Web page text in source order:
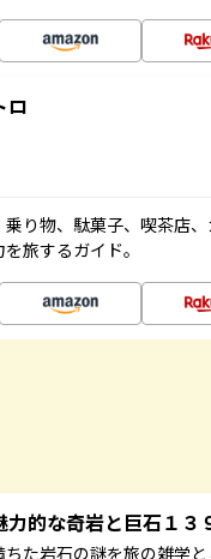
ロ
り物、駄菓子、喫茶店
旅するガイド。
的な奇岩と巨石１３
た岩石の謎を旅の雑学